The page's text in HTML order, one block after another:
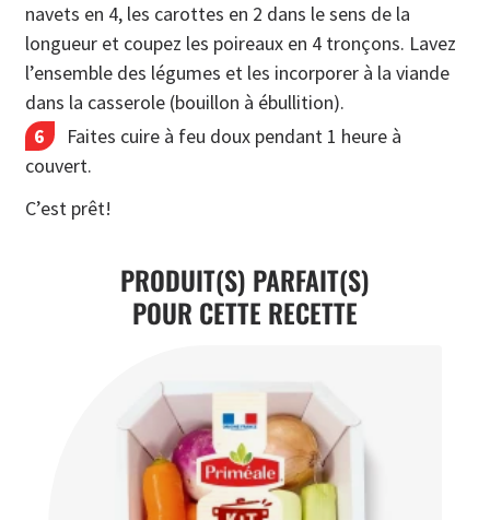
navets en 4, les carottes en 2 dans le sens de la
longueur et coupez les poireaux en 4 tronçons. Lavez
l’ensemble des légumes et les incorporer à la viande
dans la casserole (bouillon à ébullition).
Faites cuire à feu doux pendant 1 heure à
couvert.
C’est prêt!
PRODUIT(S) PARFAIT(S)
POUR CETTE RECETTE